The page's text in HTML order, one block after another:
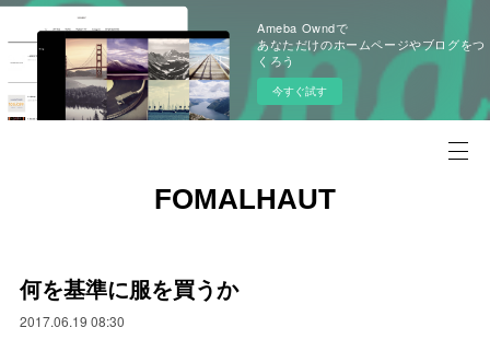
Ameba Owndで
あなただけのホームページやブログをつ
くろう
今すぐ試す
FOMALHAUT
何を基準に服を買うか
2017.06.19 08:30